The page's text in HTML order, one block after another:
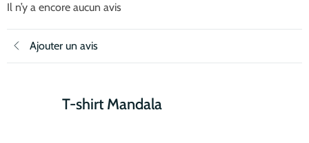
Il n’y a encore aucun avis
Ajouter un avis
T-shirt Mandala